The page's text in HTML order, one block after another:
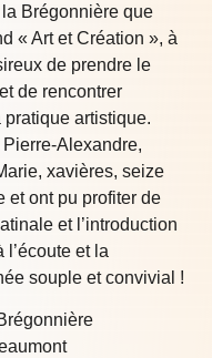
Brégonnière que
« Art et Création », à
de prendre le
de rencontrer
pratique artistique.
Alexandre,
xavières, seize
et ont pu profiter de
et l’introduction
et la
souple et convivial !